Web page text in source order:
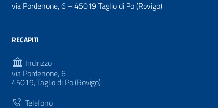
via Pordenone, 6 – 45019 Taglio di Po (Rovigo)
RECAPITI
Indirizzo
via Pordenone, 6
45019, Taglio di Po (Rovigo)
Telefono